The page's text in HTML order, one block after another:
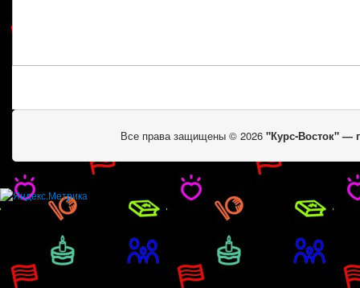
Все права защищены © 2026 "Курс-Восток" —